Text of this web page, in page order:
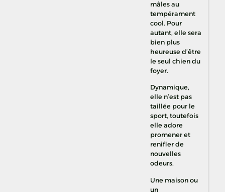
mâles au
tempérament
cool. Pour
autant, elle sera
bien plus
heureuse d’être
le seul chien du
foyer.
Dynamique,
elle n’est pas
taillée pour le
sport, toutefois
elle adore
promener et
renifler de
nouvelles
odeurs.
Une maison ou
un